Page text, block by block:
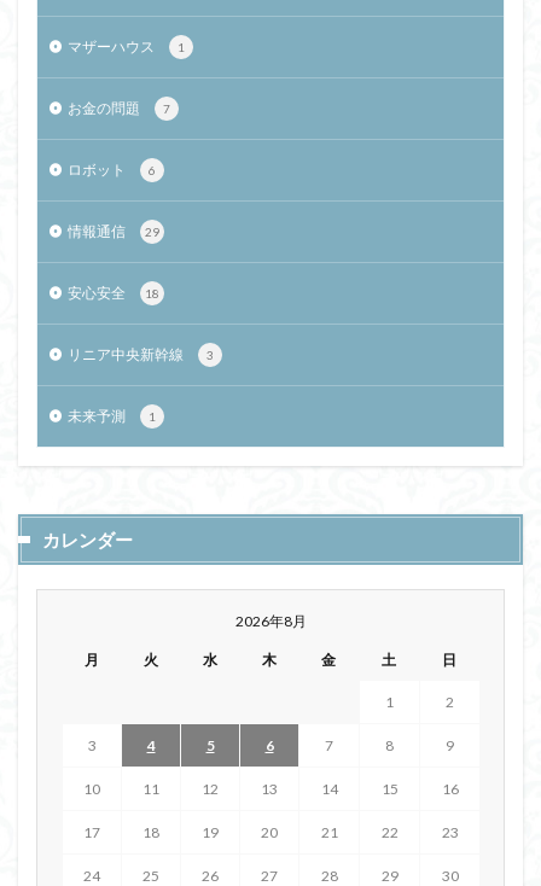
マザーハウス 1
お金の問題 7
ロボット 6
情報通信 29
安心安全 18
リニア中央新幹線 3
未来予測 1
カレンダー
2026年8月
月 火 水 木 金 土 日
1 2
3 4 5 6 7 8 9
10 11 12 13 14 15 16
17 18 19 20 21 22 23
24 25 26 27 28 29 30